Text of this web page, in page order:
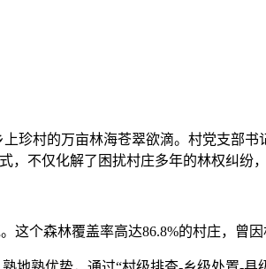
珍村的万亩林海苍翠欲滴。村党支部
不仅化解了困扰村庄多年的林权纠纷
个森林覆盖率高达86.8%的村庄，曾因